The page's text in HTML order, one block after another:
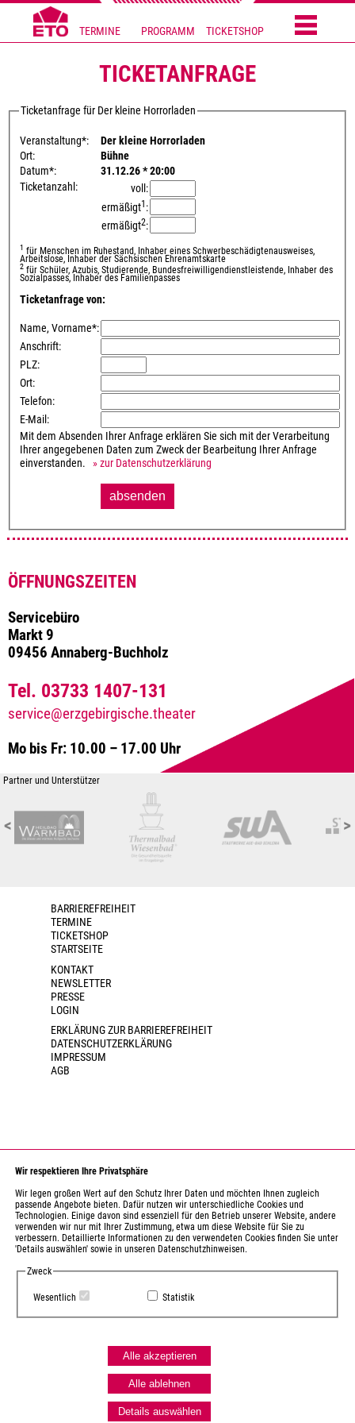
TERMINE PROGRAMM TICKETSHOP
Wir respektieren Ihre Privatsphäre
Wir legen großen Wert auf den Schutz Ihrer Daten und möchten Ihnen zugleich
passende Angebote bieten. Dafür nutzen wir unterschiedliche Cookies und
Technologien. Einige davon sind essenziell für den Betrieb unserer Website, andere
verwenden wir nur mit Ihrer Zustimmung, etwa um diese Website für Sie zu
verbessern. Detaillierte Informationen zu den verwendeten Cookies finden Sie unter
'Details auswählen' sowie in unseren Datenschutzhinweisen.
Zweck
Wesentlich Statistik
Alle akzeptieren
Alle ablehnen
Details auswählen
TICKETANFRAGE
Ticketanfrage für Der kleine Horrorladen
Veranstaltung*:
Der kleine Horrorladen
Ort:
Bühne
Datum*:
31.12.26 * 20:00
Ticketanzahl:
voll:
ermäßigt1 :
ermäßigt2:
1 für Menschen im Ruhestand, Inhaber eines Schwerbeschädigtenausweises,
Arbeitslose, Inhaber der Sächsischen Ehrenamtskarte
2für Schüler, Azubis, Studierende, Bundesfreiwilligendienstleistende, Inhaber des
Sozialpasses, Inhaber des Familienpasses
Ticketanfrage von:
Name, Vorname*:
Anschrift:
PLZ:
Ort:
Telefon:
E-Mail:
Mit dem Absenden Ihrer Anfrage erklären Sie sich mit der Verarbeitung
Ihrer angegebenen Daten zum Zweck der Bearbeitung Ihrer Anfrage
einverstanden. » zur Datenschutzerklärung
ÖFFNUNGSZEITEN
Servicebüro
Markt 9
09456 Annaberg-Buchholz
Tel. 03733 1407-131
service@erzgebirgische.theater
Mo bis Fr: 10.00 – 17.00 Uhr
Partner und Unterstützer
< >
BARRIEREFREIHEIT
TERMINE
TICKETSHOP
STARTSEITE
KONTAKT
NEWSLETTER
PRESSE
LOGIN
ERKLÄRUNG ZUR BARRIEREFREIHEIT
DATENSCHUTZERKLÄRUNG
IMPRESSUM
AGB
Gefördert durch den Kulturraum Erzgebirge-Mittelsachsen
als regional bedeutsame Einrichtung.
Kultur und Tourismus. Diese Einrichtung wird mitfinanziert durch
beschlossenen Haushaltes.
Gefördert durch den Landkreis Erzgebirgskreis.